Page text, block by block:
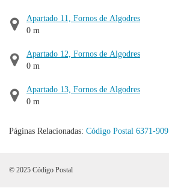
Apartado 11, Fornos de Algodres
0 m
Apartado 12, Fornos de Algodres
0 m
Apartado 13, Fornos de Algodres
0 m
Páginas Relacionadas: Código Postal 6371-909
© 2025 Código Postal